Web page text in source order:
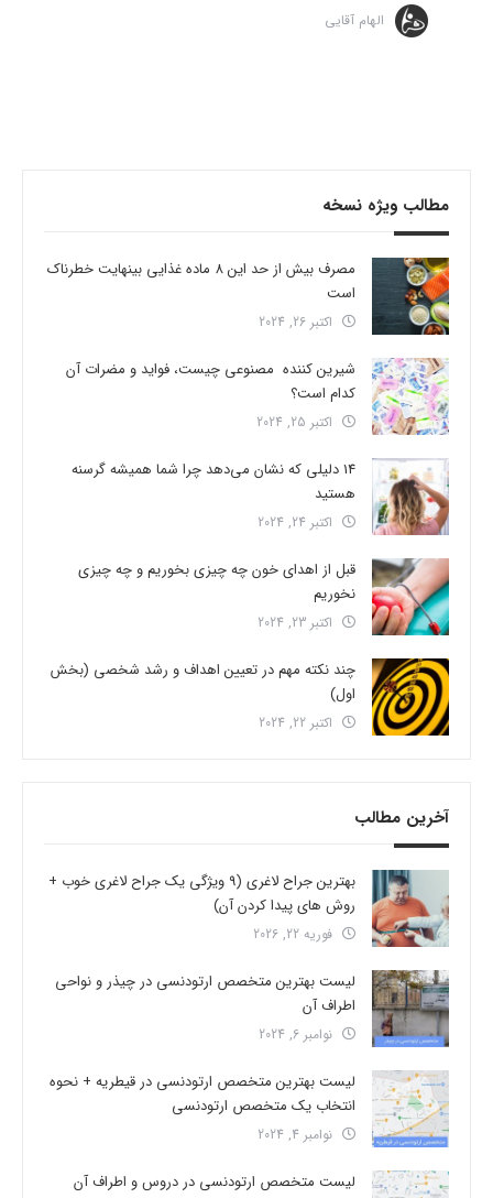
الهام آقایی
مطالب ویژه نسخه
مصرف بیش از حد این 8 ماده غذایی بینهایت خطرناک
است
اکتبر 26, 2024
شیرین کننده مصنوعی چیست، فواید و مضرات آن
کدام است؟
اکتبر 25, 2024
14 دلیلی که نشان می‌دهد چرا شما همیشه گرسنه
هستید
اکتبر 24, 2024
قبل از اهدای خون چه چیزی بخوریم و چه چیزی
نخوریم
اکتبر 23, 2024
چند نکته مهم در تعیین اهداف و رشد شخصی (بخش
اول)
اکتبر 22, 2024
آخرین مطالب
بهترین جراح لاغری (9 ویژگی یک جراح لاغری خوب +
روش های پیدا کردن آن)
فوریه 22, 2026
لیست بهترین متخصص ارتودنسی در چیذر و نواحی
اطراف آن
نوامبر 6, 2024
لیست بهترین متخصص ارتودنسی در قیطریه + نحوه
انتخاب یک متخصص ارتودنسی
نوامبر 4, 2024
لیست متخصص ارتودنسی در دروس و اطراف آن